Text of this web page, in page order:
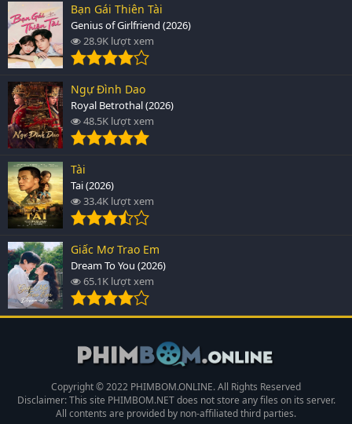
Bạn Gái Thiên Tài
Genius of Girlfriend (2026)
28.9K lượt xem
Ngự Đình Dao
Royal Betrothal (2026)
48.5K lượt xem
Tài
Tai (2026)
33.4K lượt xem
Giấc Mơ Trao Em
Dream To You (2026)
65.1K lượt xem
Copyright © 2022 PHIMBOM.ONLINE. All Rights Reserved
Disclaimer: This site PHIMBOM.NETdoes not store any files on its server.
All contents are provided by non-affiliated third parties.